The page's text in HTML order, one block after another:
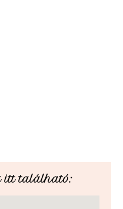
itt található: